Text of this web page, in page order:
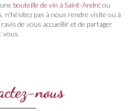
bouteille de vin à Saint-André ou
pas à nous rendre visite ou à
de vous accueillir et de partager
vous.
nous